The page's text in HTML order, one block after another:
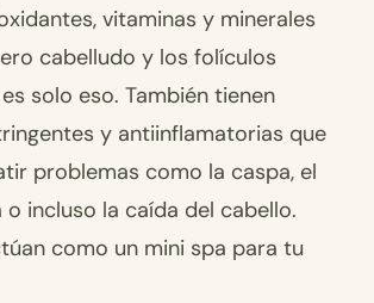
vitaminas y minerales
cabelludo y los folículos
solo eso. También tienen
y antiinflamatorias que
problemas como la caspa, el
o incluso la caída del cabello.
como un mini spa para tu